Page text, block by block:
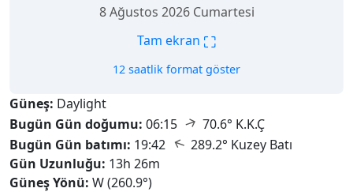
8 Ağustos 2026 Cumartesi
Tam ekran ⛶
12 saatlik format göster
Güneş: Daylight
Bugün Gün doğumu: 06:15 ↑ 70.6° K.K.Ç
Bugün Gün batımı: 19:42 ↑ 289.2° Kuzey Batı
Gün Uzunluğu: 13h 26m
Güneş Yönü: W (260.9°)